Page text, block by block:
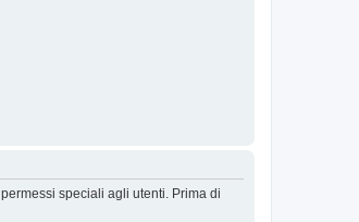
speciali agli utenti. Prima di